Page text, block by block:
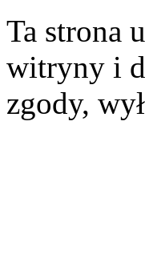
Ta strona
witryny i
zgody,